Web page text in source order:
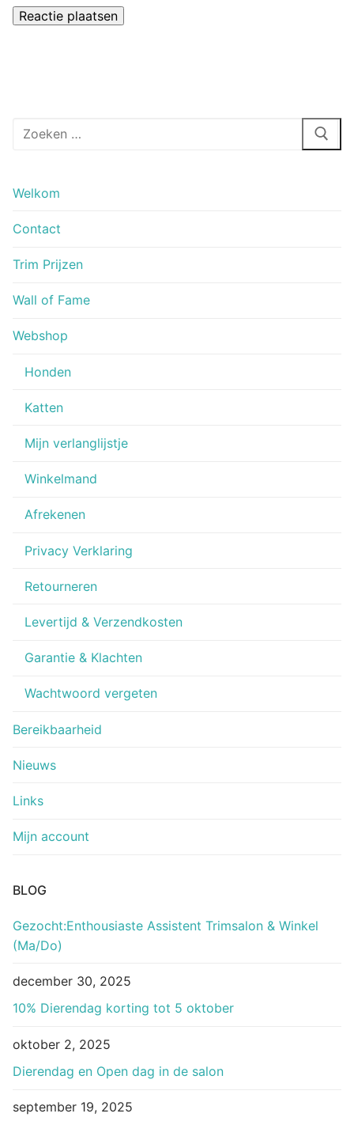
Zoeken
Welkom
Contact
Trim Prijzen
Wall of Fame
Webshop
Honden
Katten
Mijn verlanglijstje
Winkelmand
Afrekenen
Privacy Verklaring
Retourneren
Levertijd & Verzendkosten
Garantie & Klachten
Wachtwoord vergeten
Bereikbaarheid
Nieuws
Links
Mijn account
BLOG
Gezocht:Enthousiaste Assistent Trimsalon & Winkel
(Ma/Do)
december 30, 2025
10% Dierendag korting tot 5 oktober
oktober 2, 2025
Dierendag en Open dag in de salon
september 19, 2025